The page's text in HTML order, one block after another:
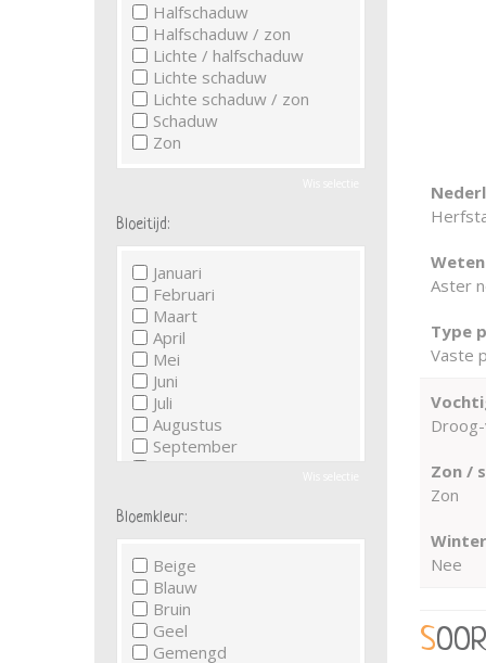
Aster
Type
Vaste
Zon /
Zon
Nee
Halfschaduw
Halfschaduw / zon
Lichte / halfschaduw
Lichte schaduw
Lichte schaduw / zon
Schaduw
Zon
Bloeitijd:
Januari
Februari
Maart
April
Mei
Juni
Juli
Augustus
September
December
Bloemkleur:
Beige
Blauw
Bruin
Geel
Gemengd